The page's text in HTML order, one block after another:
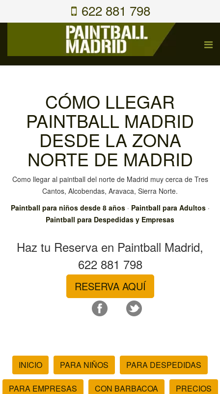
622 881 798
CÓMO LLEGAR
PAINTBALL MADRID
DESDE LA ZONA
NORTE DE MADRID
Como llegar al paintball del norte de Madrid muy cerca de Tres
Cantos, Alcobendas, Aravaca, Sierra Norte.
Paintball para niños desde 8 años· Paintball para Adultos·
Paintball para Despedidas y Empresas
Haz tu Reserva en Paintball Madrid,
622 881 798
RESERVA AQUÍ
INICIO PARA NIÑOS PARA DESPEDIDAS
PARA EMPRESAS CON BARBACOA PRECIOS